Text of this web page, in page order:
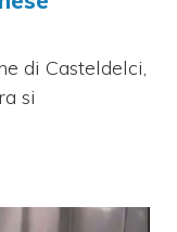
di Casteldelci,
si